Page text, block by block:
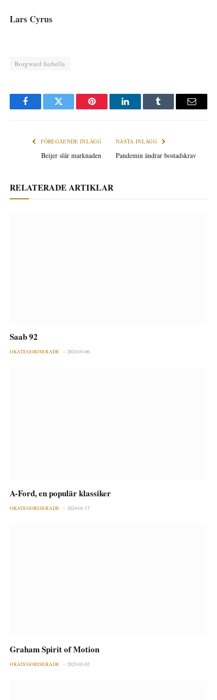
Lars Cyrus
Borgward Isabella
FacebookTwitter Pinterest LinkedInTumblr
E-
FÖREGÅENDE INLÄGG
Beijer slår marknaden
NÄSTA INLÄGG
Pandemin ändrar bostadskrav
RELATERADE ARTIKLAR
Saab 92
OKATEGORISERADE 2024-03-06
A-Ford, en populär klassiker
OKATEGORISERADE 2024-01-17
Graham Spirit of Motion
OKATEGORISERADE 2023-01-02